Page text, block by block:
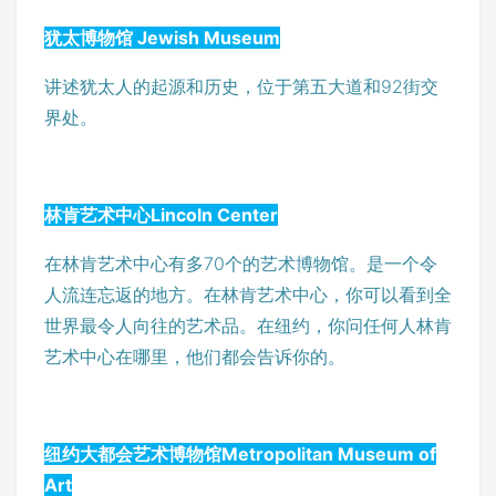
犹太博物馆 Jewish Museum
讲述犹太人的起源和历史，位于第五大道和92街交
界处。
林肯艺术中心Lincoln Center
在林肯艺术中心有多70个的艺术博物馆。是一个令
人流连忘返的地方。在林肯艺术中心，你可以看到全
世界最令人向往的艺术品。在纽约，你问任何人林肯
艺术中心在哪里，他们都会告诉你的。
纽约大都会艺术博物馆Metropolitan Museum of
Art